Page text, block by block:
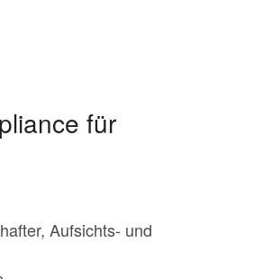
für
Aufsichts- und